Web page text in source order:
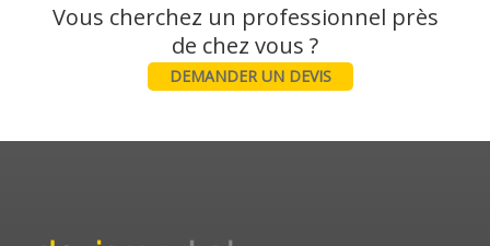
Vous cherchez un professionnel près
DEMANDER UN DEVIS